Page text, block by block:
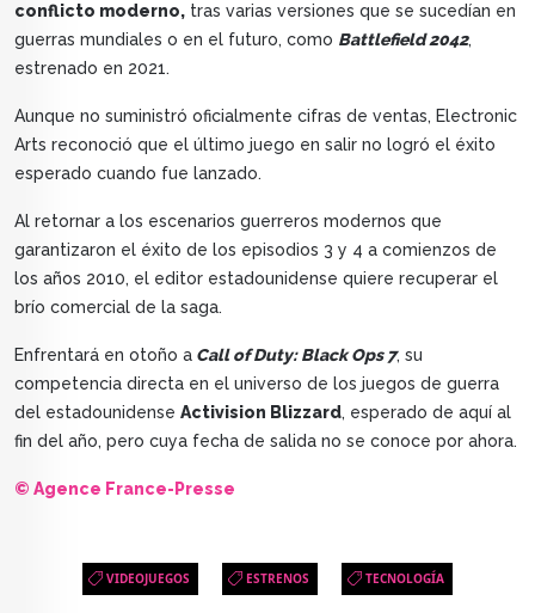
conflicto moderno, tras varias versiones que se sucedían en
guerras mundiales o en el futuro, como Battlefield 2042,
estrenado en 2021.
Aunque no suministró oficialmente cifras de ventas, Electronic
Arts reconoció que el último juego en salir no logró el éxito
esperado cuando fue lanzado.
Al retornar a los escenarios guerreros modernos que
garantizaron el éxito de los episodios 3 y 4 a comienzos de
los años 2010, el editor estadounidense quiere recuperar el
brío comercial de la saga.
Enfrentará en otoño a Call of Duty: Black Ops 7, su
competencia directa en el universo de los juegos de guerra
del estadounidense Activision Blizzard, esperado de aquí al
fin del año, pero cuya fecha de salida no se conoce por ahora.
© Agence France-Presse
VIDEOJUEGOS ESTRENOS TECNOLOGÍA